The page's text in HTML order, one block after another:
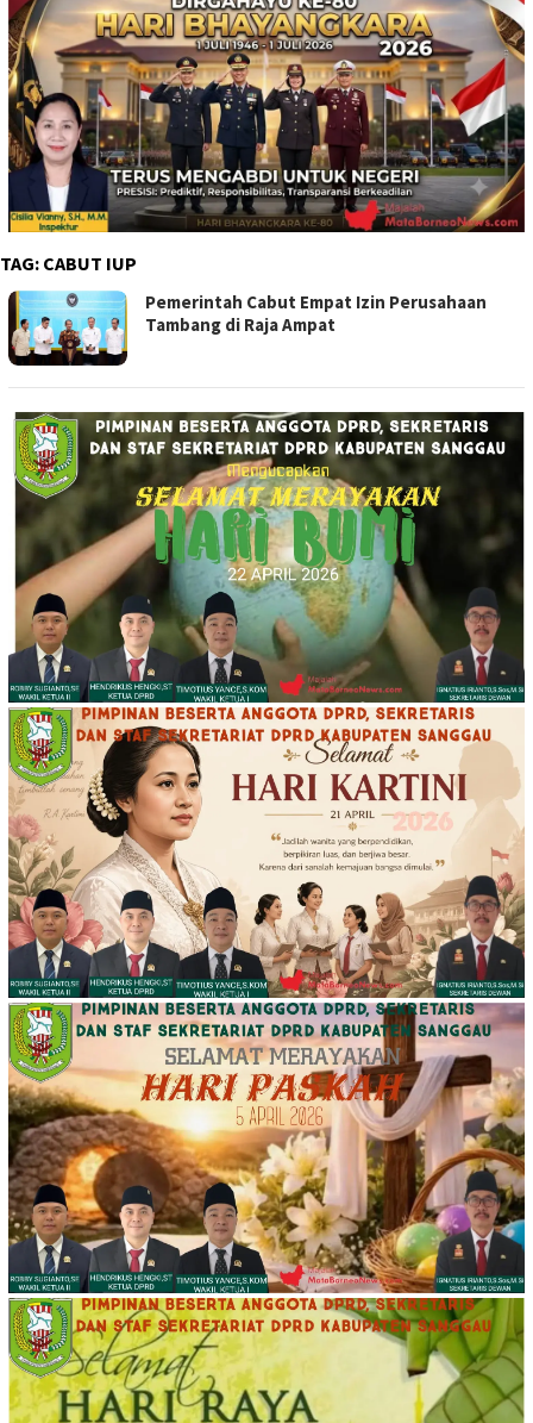
TAG: CABUT IUP
Pemerintah Cabut Empat Izin Perusahaan
Tambang di Raja Ampat